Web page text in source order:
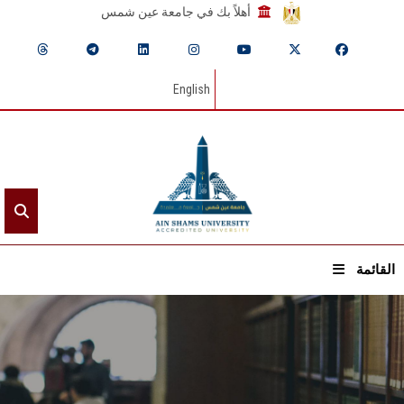
أهلاً بك في جامعة عين شمس
English
القائمة
الرئيسيـة
عن الجامعة